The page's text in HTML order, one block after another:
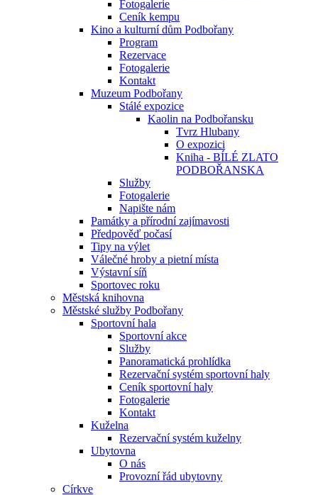
Fotogalerie
Ceník kempu
Kino a kulturní dům Podbořany
Program
Rezervace
Fotogalerie
Kontakt
Muzeum Podbořany
Stálé expozice
Kaolin na Podbořansku
Tvrz Hlubany
O expozici
Kniha - BÍLÉ ZLATO
PODBOŘANSKA
Služby
Fotogalerie
Napište nám
Památky a přírodní zajímavosti
Předpověď počasí
Tipy na výlet
Válečné hroby a pietní místa
Výstavní síň
Sportovec roku
Městská knihovna
Městské služby Podbořany
Sportovní hala
Sportovní akce
Služby
Panoramatická prohlídka
Rezervační systém sportovní haly
Ceník sportovní haly
Fotogalerie
Kontakt
Kuželna
Rezervační systém kuželny
Ubytovna
O nás
Provozní řád ubytovny
Církve